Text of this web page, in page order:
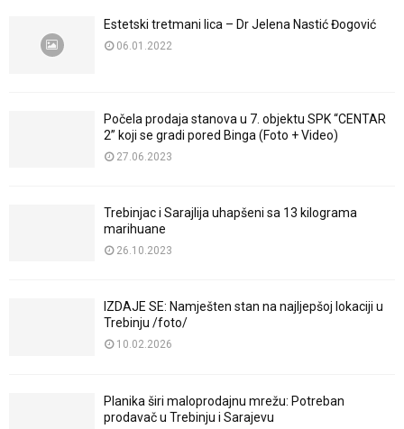
Estetski tretmani lica – Dr Jelena Nastić Đogović
06.01.2022
Počela prodaja stanova u 7. objektu SPK “CENTAR
2” koji se gradi pored Binga (Foto + Video)
27.06.2023
Trebinjac i Sarajlija uhapšeni sa 13 kilograma
marihuane
26.10.2023
IZDAJE SE: Namješten stan na najljepšoj lokaciji u
Trebinju /foto/
10.02.2026
Planika širi maloprodajnu mrežu: Potreban
prodavač u Trebinju i Sarajevu